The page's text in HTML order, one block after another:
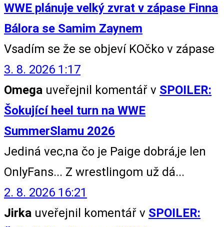
WWE plánuje velký zvrat v zápase Finna
Bálora se Samim Zaynem
Vsadím se že se objeví KOčko v zápase
3. 8. 2026 1:17
Omega uveřejnil komentář v SPOILER:
Šokující heel turn na WWE
SummerSlamu 2026
Jediná vec,na čo je Paige dobrá,je len
OnlyFans... Z wrestlingom už dá...
2. 8. 2026 16:21
Jirka uveřejnil komentář v SPOILER: